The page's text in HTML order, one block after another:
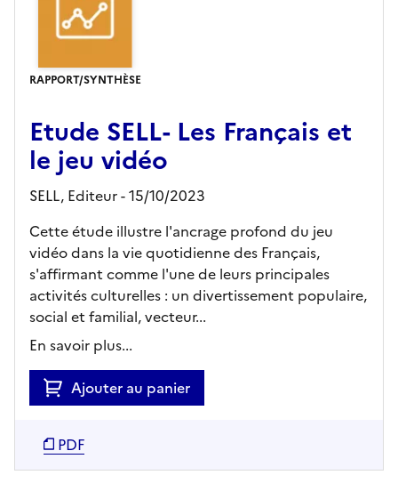
RAPPORT/SYNTHÈSE
Etude SELL- Les Français et
le jeu vidéo
SELL, Editeur- 15/10/2023
Cette étude illustre l'ancrage profond du jeu
vidéo dans la vie quotidienne des Français,
s'affirmant comme l'une de leurs principales
activités culturelles : un divertissement populaire,
social et familial, vecteur...
En savoir plus...
Ajouter au panier
PDF